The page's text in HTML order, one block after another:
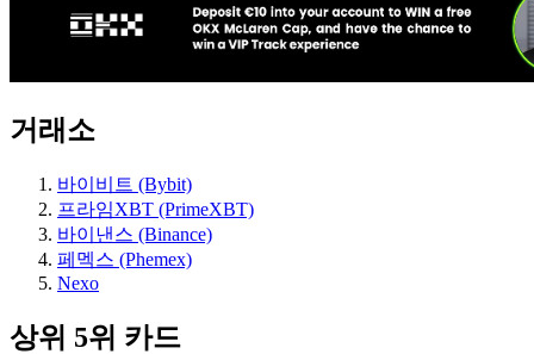
거래소
바이비트 (Bybit)
프라임XBT (PrimeXBT)
바이낸스 (Binance)
페멕스 (Phemex)
Nexo
상위 5위 카드